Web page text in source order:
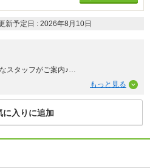
新予定日 : 2026年8月10日
スタッフがご案内♪
リフォーム・不動産業】で経験豊富な
手伝いさせていただいております。